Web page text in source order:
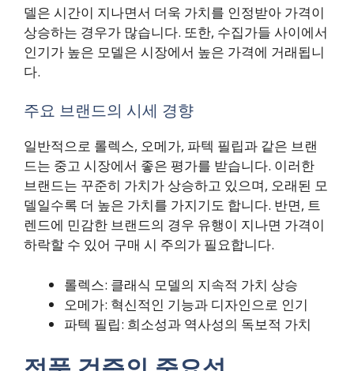
델은 시간이 지나면서 더욱 가치를 인정받아 가격이
상승하는 경우가 많습니다. 또한, 수집가들 사이에서
인기가 높은 모델은 시장에서 높은 가격에 거래됩니
다.
주요 브랜드의 시세 경향
일반적으로 롤렉스, 오메가, 파텍 필립과 같은 브랜
드는 중고 시장에서 좋은 평가를 받습니다. 이러한
브랜드는 꾸준히 가치가 상승하고 있으며, 오래된 모
델일수록 더 높은 가치를 가지기도 합니다. 반면, 트
렌드에 민감한 브랜드의 경우 유행이 지나면 가격이
하락할 수 있어 구매 시 주의가 필요합니다.
롤렉스: 클래식 모델의 지속적 가치 상승
오메가: 혁신적인 기능과 디자인으로 인기
파텍 필립: 희소성과 역사성의 독보적 가치